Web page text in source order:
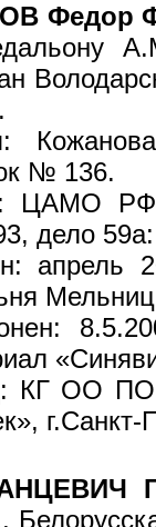
Федор
№ 136.
ЦАМО РФ,
дело
апрель
КГ ОО ПО
г.Санкт-